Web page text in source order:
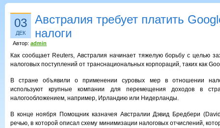
03
ДЕК
Австралия требует платить
налоги
Автор: admin
Как сообщает Reuters, Австралия начинает тяжелую борьбу с целью
налоговых поступлений от транснациональных корпораций, таких как
В стране объявили о применении суровых мер в отношении
используют крупные компании для перемещения доходов в
налогообложением, например, Ирландию или Нидерланды.
В конце ноября Помощник казначея Австралии Дэвид Бредбери
речью, в которой описал схему минимизации налоговых отчислений,